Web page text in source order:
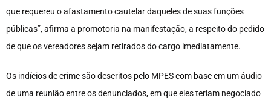
que requereu o afastamento cautelar daqueles de suas funções
públicas”, afirma a promotoria na manifestação, a respeito do pedido
de que os vereadores sejam retirados do cargo imediatamente.
Os indícios de crime são descritos pelo MPES com base em um áudio
de uma reunião entre os denunciados, em que eles teriam negociado